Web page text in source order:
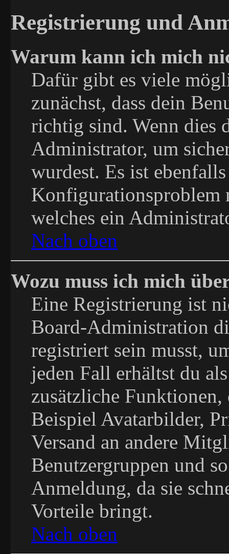
Registrierung und
Warum kann ich mich
Dafür gibt es viele
zunächst, dass dein
richtig sind. Wenn dies
Administrator, um
wurdest. Es ist
Konfigurationsproblem
welches ein
Nach oben
Wozu muss ich mich
Eine Registrierung ist
Board-Administration
registriert sein musst,
jeden Fall erhältst du
zusätzliche
Beispiel Avatarbilder,
Versand an andere
Benutzergruppen und
Anmeldung, da sie
Vorteile bringt.
Nach oben